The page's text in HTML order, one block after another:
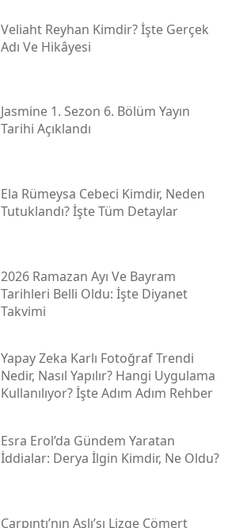
Veliaht Reyhan Kimdir? İşte Gerçek
Adı Ve Hikâyesi
Jasmine 1. Sezon 6. Bölüm Yayın
Tarihi Açıklandı
Ela Rümeysa Cebeci Kimdir, Neden
Tutuklandı? İşte Tüm Detaylar
2026 Ramazan Ayı Ve Bayram
Tarihleri Belli Oldu: İşte Diyanet
Takvimi
Yapay Zeka Karlı Fotoğraf Trendi
Nedir, Nasıl Yapılır? Hangi Uygulama
Kullanılıyor? İşte Adım Adım Rehber
Esra Erol’da Gündem Yaratan
İddialar: Derya İlgin Kimdir, Ne Oldu?
Çarpıntı’nın Aslı’sı Lizge Cömert